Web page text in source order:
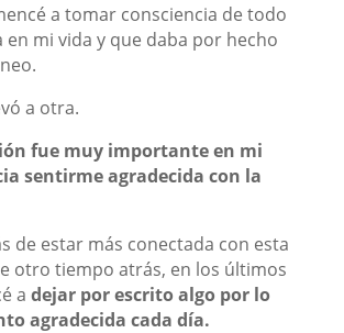
a tomar consciencia de todo
en mi vida y que daba por hecho
a otra.
fue muy importante en mi
sentirme agradecida con la
de estar más conectada con esta
otro tiempo atrás, en los últimos
a dejar por escrito algo por lo
agradecida cada día.